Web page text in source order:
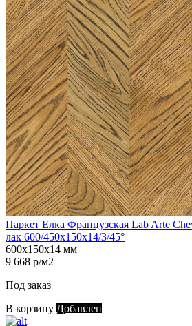
Паркет Елка Французская Lab Arte
лак 600/450х150х14/3/45°
600х150х14 мм
9 668 р/м2
Под заказ
В корзину Добавлен